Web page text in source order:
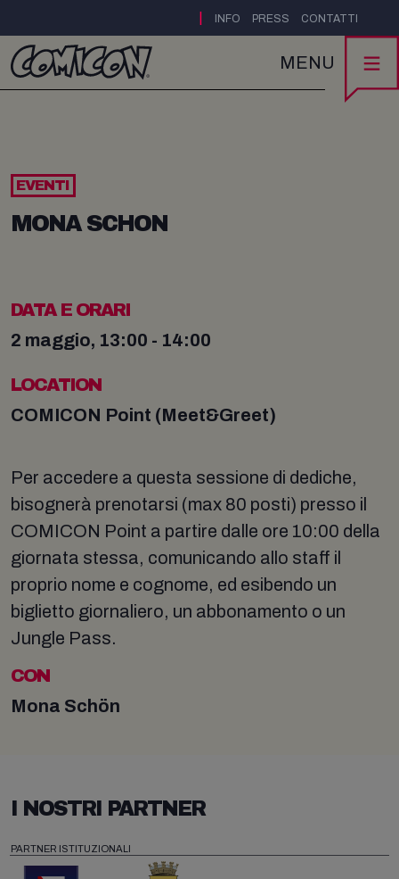
INFO PRESS CONTATTI
MENU
EVENTI
MONA SCHON
DATA E ORARI
2 maggio, 13:00 - 14:00
LOCATION
COMICON Point (Meet&Greet)
Per accedere a questa sessione di dediche,
bisognerà prenotarsi (max 80 posti) presso il
COMICON Point a partire dalle ore 10:00 della
giornata stessa, comunicando allo staff il
proprio nome e cognome, ed esibendo un
biglietto giornaliero, un abbonamento o un
Jungle Pass.
CON
Mona Schön
I NOSTRI PARTNER
PARTNER ISTITUZIONALI